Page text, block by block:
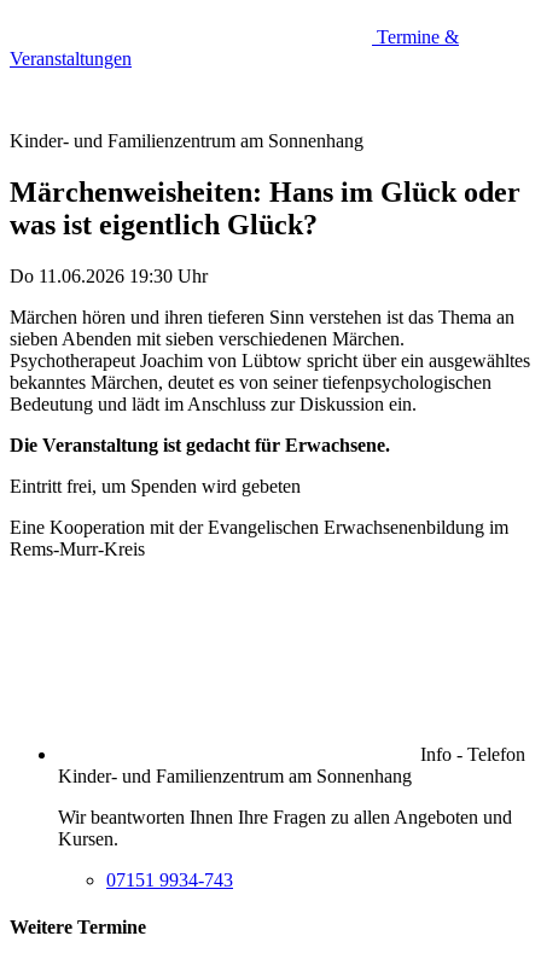
Termine &
Veranstaltungen
Kinder- und Familienzentrum am Sonnenhang
Märchenweisheiten: Hans im Glück oder
was ist eigentlich Glück?
Do 11.06.2026 19:30 Uhr
Märchen hören und ihren tieferen Sinn verstehen ist das Thema an
sieben Abenden mit sieben verschiedenen Märchen.
Psychotherapeut Joachim von Lübtow spricht über ein ausgewähltes
bekanntes Märchen, deutet es von seiner tiefenpsychologischen
Bedeutung und lädt im Anschluss zur Diskussion ein.
Die Veranstaltung ist gedacht für Erwachsene.
Eintritt frei, um Spenden wird gebeten
Eine Kooperation mit der Evangelischen Erwachsenenbildung im
Rems-Murr-Kreis
Info - Telefon
Kinder- und Familienzentrum am Sonnenhang
Wir beantworten Ihnen Ihre Fragen zu allen Angeboten und
Kursen.
07151 9934-743
Weitere Termine